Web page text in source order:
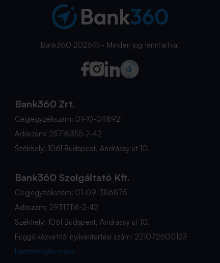
Bank360 2026Ⓒ - Minden jog fenntartva.
Bank360 Zrt.
Cégjegyzékszám: 01-10-048921
Adószám: 25716355-2-42
Székhely: 1061 Budapest, Andrássy út 10.
Bank360 Szolgáltató Kft.
Cégjegyzékszám: 01-09-386875
Adószám: 29317116-2-42
Székhely: 1061 Budapest, Andrássy út 10.
Függő közvetítői nyilvántartási szám: 221072600123
Intézménykeresés